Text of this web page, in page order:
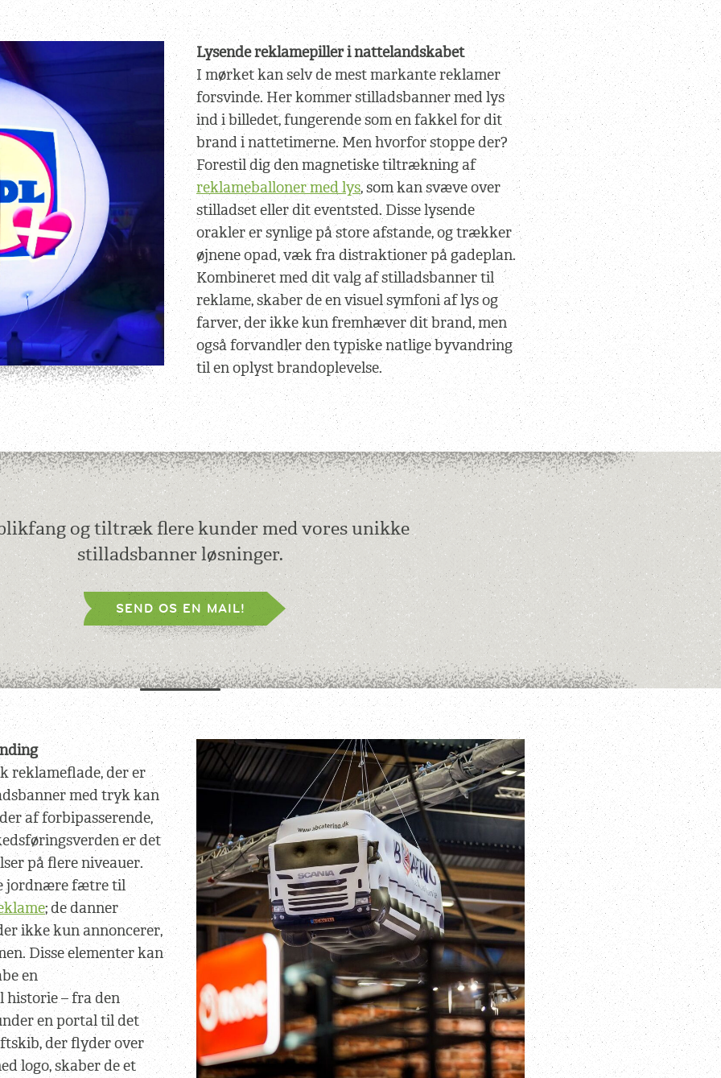
Lysende reklamepiller i nattelandskabet
I mørket kan selv de mest markante reklamer
forsvinde. Her kommer stilladsbanner med lys
ind i billedet, fungerende som en fakkel for dit
brand i nattetimerne. Men hvorfor stoppe der?
Forestil dig den magnetiske tiltrækning af
reklameballoner med lys, som kan svæve over
stilladset eller dit eventsted. Disse lysende
orakler er synlige på store afstande, og trækker
øjnene opad, væk fra distraktioner på gadeplan.
Kombineret med dit valg af stilladsbanner til
reklame, skaber de en visuel symfoni af lys og
farver, der ikke kun fremhæver dit brand, men
også forvandler den typiske natlige byvandring
til en oplyst brandoplevelse.
og tiltræk flere kunder med vores unikke
stilladsbanner løsninger.
SEND OS EN MAIL!
reklameflade, der er
med tryk kan
af forbipasserende,
er det
på flere niveauer.
jordnære fætre til
; de danner
ikke kun annoncerer,
Disse elementer kan
en
historie – fra den
en portal til det
der flyder over
logo, skaber de et